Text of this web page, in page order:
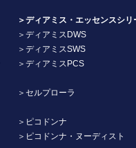
＞ディアミス・エッセンスシリ
＞ディアミスDWS
＞ディアミスSWS
＞ディアミスPCS
＞セルプローラ
＞ピコドンナ
＞ピコドンナ・ヌーディスト